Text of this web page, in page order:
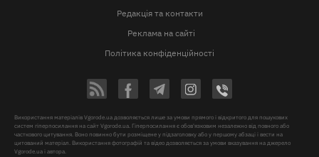
Редакція та контакти
Реклама на сайті
Політика конфіденційності
Використання матеріалів Vgorode.ua дозволяється лише за умови прямого і відкритого для пошукових
систем гіперпосилання на сайт Vgorode.ua. Гіперпосилання є обов'язковим незалежно від повного або
часткового цитування. Воно повинно бути розміщене у підзаголовку або у першому абзаці і вести на
цитований матеріал. Використання фотографій та відео дозволяється за умови вказування на джерело
Vgorode.ua і автора.